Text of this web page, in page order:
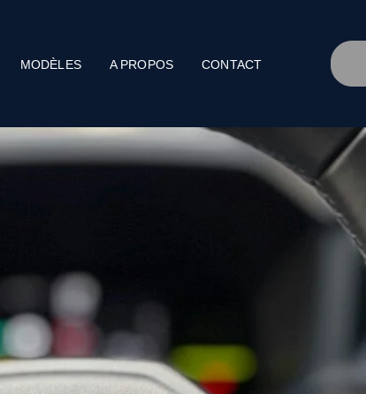
MODÈLES A PROPOS CONTACT